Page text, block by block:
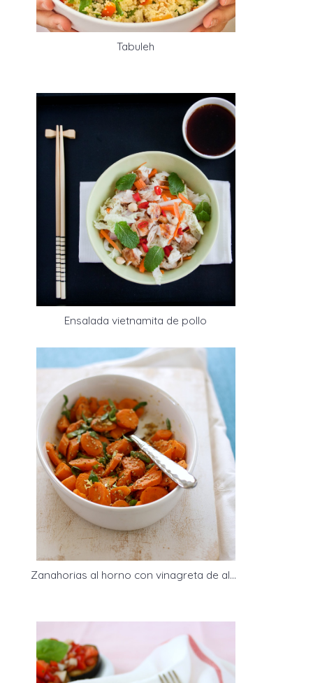
Tabuleh
Ensalada vietnamita de pollo
Zanahorias al horno con vinagreta de almendras